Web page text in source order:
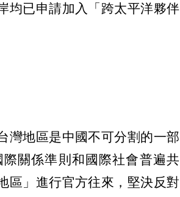
均已申請加入「跨太平洋夥伴
灣地區是中國不可分割的一部
關係準則和國際社會普遍共
區」進行官方往來，堅決反對